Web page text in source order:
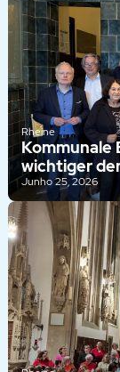
Rheine
Kommunale
wichtiger
Junho 25, 2026